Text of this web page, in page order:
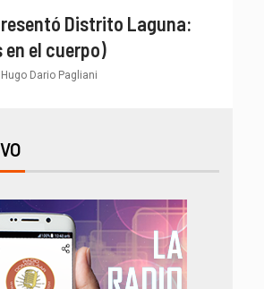
Distrito Laguna:
el cuerpo)
Hugo Dario Pagliani